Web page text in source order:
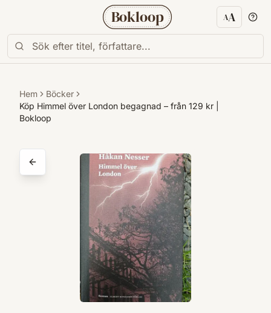
Bokloop AA
Hem
Böcker
Köp Himmel över London begagnad – från 129 kr |
Bokloop